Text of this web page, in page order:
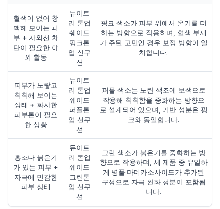
혈색이 없어 창
백해 보이는 피
부 + 자외선 차
단이 필요한 야
외 활동
듀이트
리 톤업
쉐이드
핑크톤
업 선쿠
션
핑크 색소가 피부 위에서 온기를 더
하는 방향으로 작용하며, 혈색 부재
가 주된 고민인 경우 보정 방향이 일
치합니다.
피부가 노랗고
칙칙해 보이는
상태 + 화사한
피부톤이 필요
한 상황
듀이트
리 톤업
쉐이드
퍼플톤
업 선쿠
션
퍼플 색소는 노란 색조에 보색으로
작용해 칙칙함을 중화하는 방향으
로 설계되어 있으며, 기반 성분은 핑
크와 동일합니다.
홍조나 붉은기
가 있는 피부 +
자극에 민감한
피부 상태
듀이트
리 톤업
쉐이드
그린톤
업 선쿠
션
그린 색소가 붉은기를 중화하는 방
향으로 작용하며, 세 제품 중 유일하
게 병풀·마데카소사이드가 추가된
구성으로 자극 완화 성분이 포함됩
니다.